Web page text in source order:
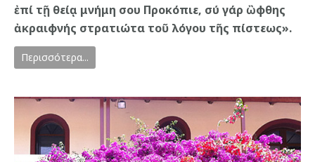
ἐπί τῇ θείᾳ μνήμη σου Προκόπιε, σύ γάρ ὢφθης
ἀκραιφνής στρατιώτα τοῦ λόγου τῆς πίστεως».
Περισσότερα...